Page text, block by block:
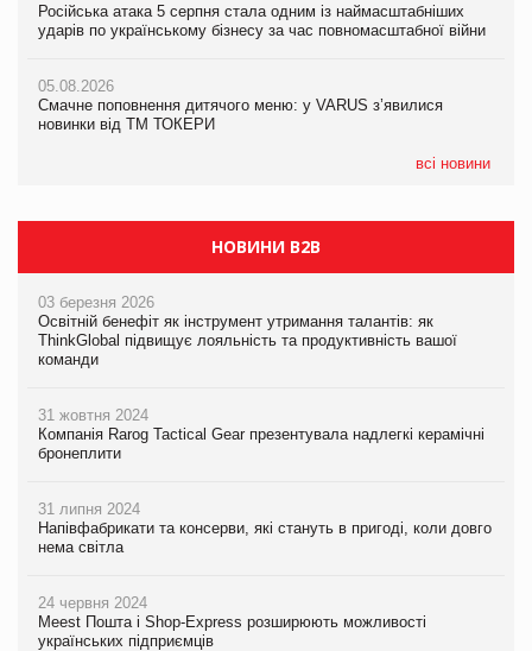
Російська атака 5 серпня стала одним із наймасштабніших
ударів по українському бізнесу за час повномасштабної війни
05.08.2026
Смачне поповнення дитячого меню: у VARUS з’явилися
новинки від ТМ ТОКЕРИ
всі новини
Російська атака 5 серпня стала одним із наймасштабніших
ударів по українському бізнесу за час повномасштабної війни
05.08.2026
Смачне поповнення дитячого меню: у VARUS з’явилися
новинки від ТМ ТОКЕРИ
НОВИНИ B2B
03 березня 2026
Освітній бенефіт як інструмент утримання талантів: як
ThinkGlobal підвищує лояльність та продуктивність вашої
команди
31 жовтня 2024
Компанія Rarog Tactical Gear презентувала надлегкі керамічні
бронеплити
31 липня 2024
Напівфабрикати та консерви, які стануть в пригоді, коли довго
нема світла
24 червня 2024
Meest Пошта і Shop-Express розширюють можливості
українських підприємців